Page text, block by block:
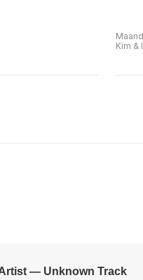
Kim &
— Unknown Track